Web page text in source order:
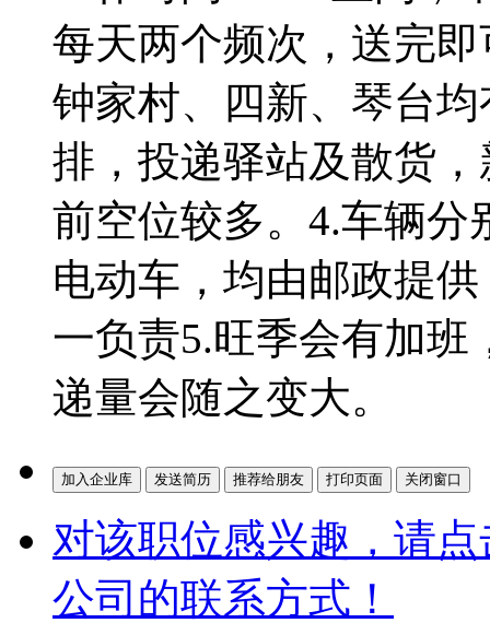
每天两个频次，送完
钟家村、四新、琴台
排，投递驿站及散货
前空位较多。4.车辆分
电动车，均由邮政提
一负责5.旺季会有加班
递量会随之变大。
对该职位感兴趣，请
公司的联系方式！